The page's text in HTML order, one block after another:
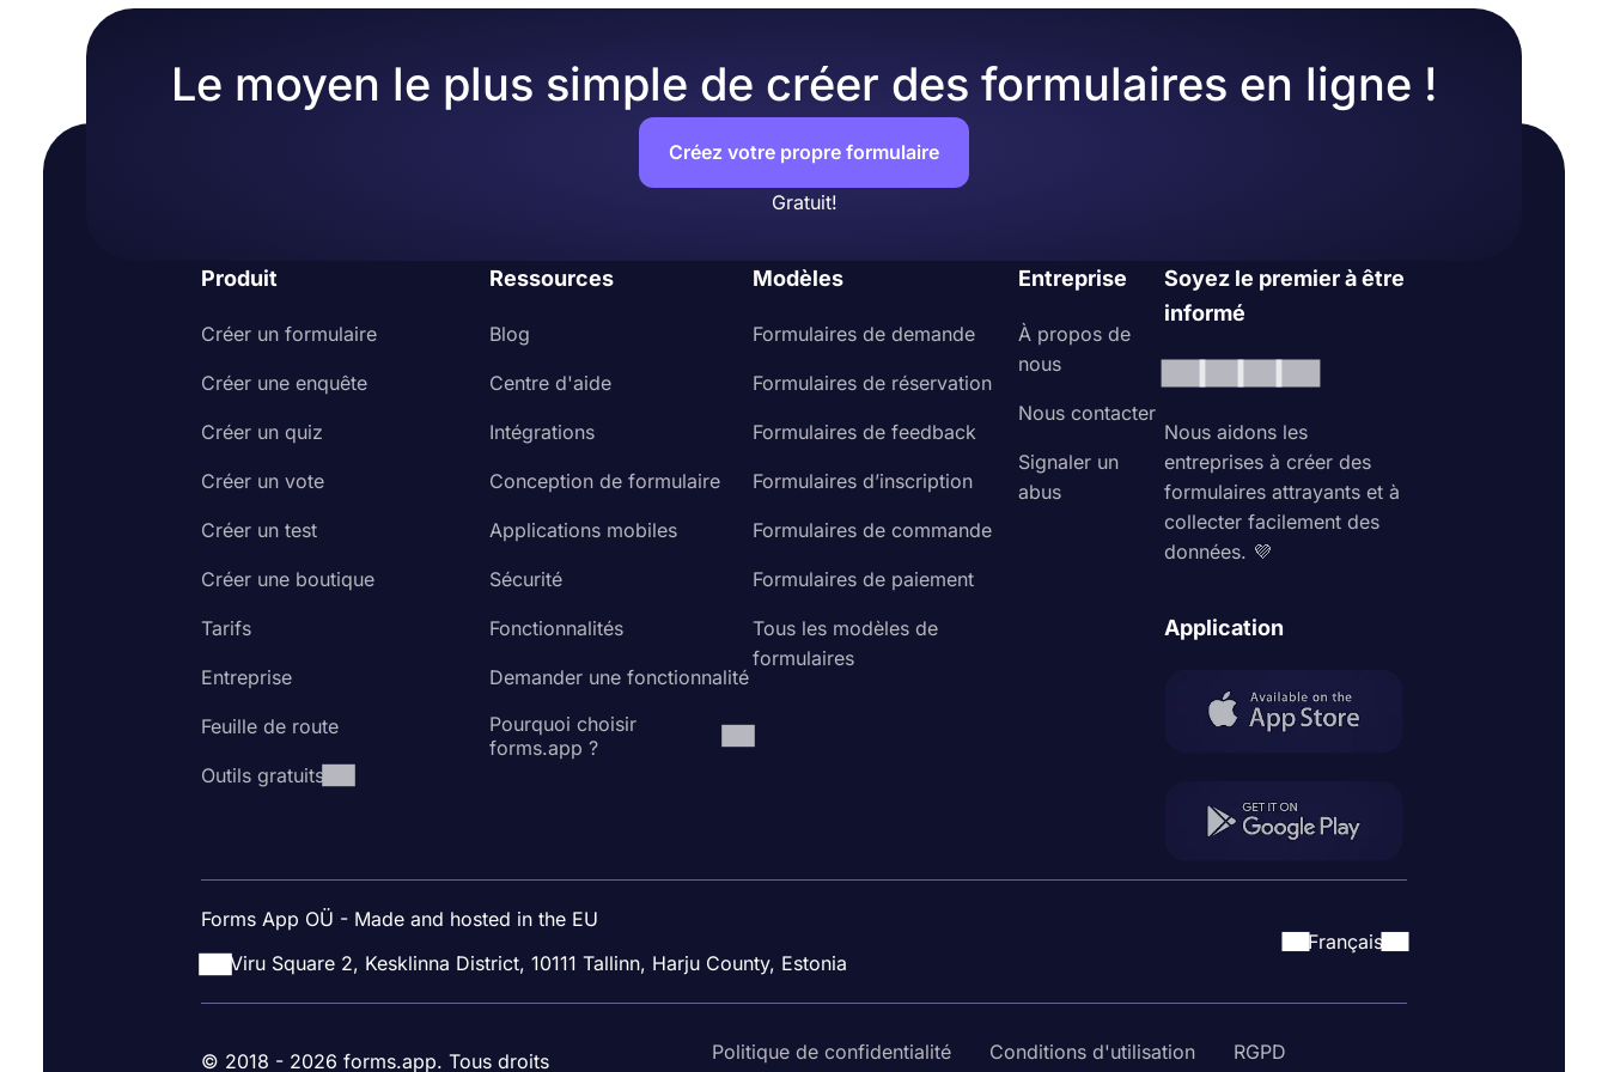
Le moyen le plus simple de créer des formulaires en ligne !
Créez votre propre formulaire
Gratuit!
Produit
Créer un formulaire
Créer une enquête
Créer un quiz
Créer un vote
Créer un test
Créer une boutique
Tarifs
Entreprise
Feuille de route
Outils gratuits
Ressources
Blog
Centre d'aide
Intégrations
Conception de formulaire
Applications mobiles
Sécurité
Fonctionnalités
Demander une fonctionnalité
Pourquoi choisir
forms.app ?
Modèles
Formulaires de demande
Formulaires de réservation
Formulaires de feedback
Formulaires d’inscription
Formulaires de commande
Formulaires de paiement
Tous les modèles de
formulaires
Entreprise
À propos de
nous
Nous contacter
Signaler un
abus
Soyez le premier à être
informé
Nous aidons les
entreprises à créer des
formulaires attrayants et à
collecter facilement des
données. 💜
Application
Forms App OÜ - Made and hosted in the EU
Viru Square 2, Kesklinna District, 10111 Tallinn, Harju County, Estonia
Français
© 2018 - 2026 forms.app. Tous droits Politique de confidentialité Conditions d'utilisation RGPD